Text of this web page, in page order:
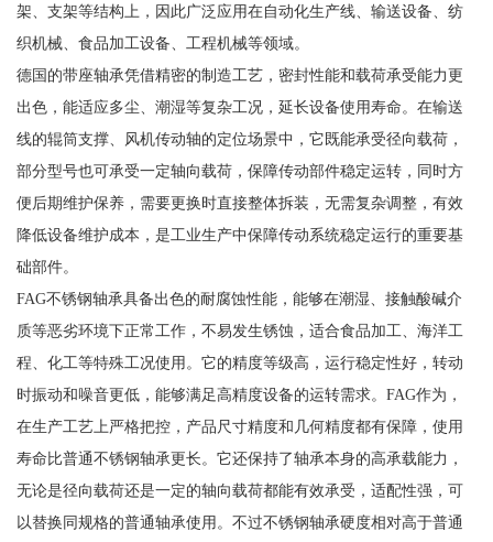
架、支架等结构上，因此广泛应用在自动化生产线、输送设备、纺
织机械、食品加工设备、工程机械等领域。
德国的带座轴承凭借精密的制造工艺，密封性能和载荷承受能力更
出色，能适应多尘、潮湿等复杂工况，延长设备使用寿命。在输送
线的辊筒支撑、风机传动轴的定位场景中，它既能承受径向载荷，
部分型号也可承受一定轴向载荷，保障传动部件稳定运转，同时方
便后期维护保养，需要更换时直接整体拆装，无需复杂调整，有效
降低设备维护成本，是工业生产中保障传动系统稳定运行的重要基
础部件。
FAG不锈钢轴承具备出色的耐腐蚀性能，能够在潮湿、接触酸碱介
质等恶劣环境下正常工作，不易发生锈蚀，适合食品加工、海洋工
程、化工等特殊工况使用。它的精度等级高，运行稳定性好，转动
时振动和噪音更低，能够满足高精度设备的运转需求。FAG作为，
在生产工艺上严格把控，产品尺寸精度和几何精度都有保障，使用
寿命比普通不锈钢轴承更长。它还保持了轴承本身的高承载能力，
无论是径向载荷还是一定的轴向载荷都能有效承受，适配性强，可
以替换同规格的普通轴承使用。不过不锈钢轴承硬度相对高于普通